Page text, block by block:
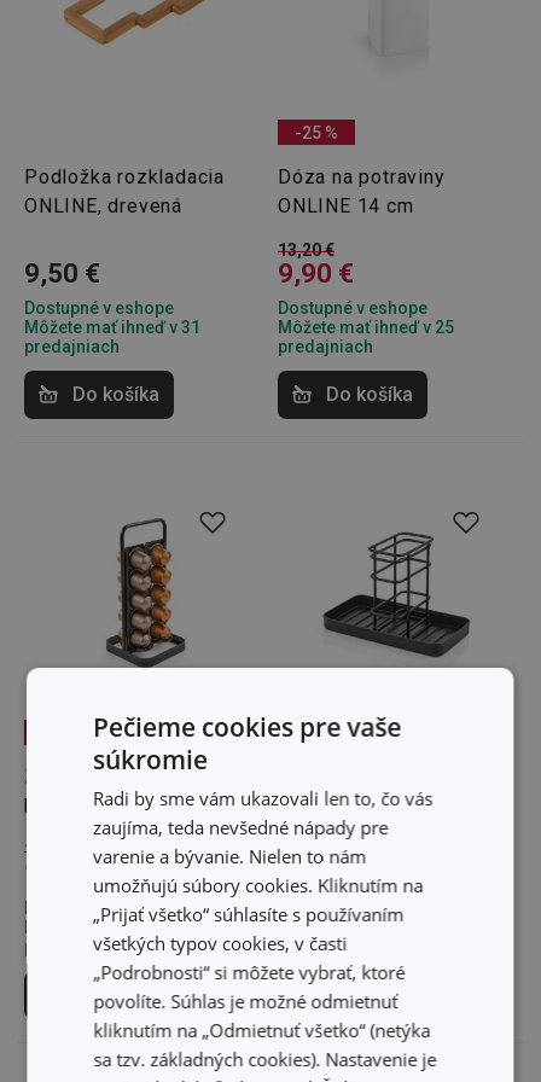
Podložka rozkladacia
ONLINE, drevená
9,50 €
Dostupné v eshope
Môžete mať ihneď v 31
predajniach
Do košíka
-25 %
Dóza na potraviny
ONLINE 14 cm
13,20 €
9,90 €
Dostupné v eshope
Môžete mať ihneď v 25
predajniach
Do košíka
Zásobník na Nespresso
kapsule ONLINE
12,80 €
10,20 €
Dostupné v eshope
Môžete mať ihneď v 25
predajniach
Do košíka
pomôcky ONLINE
10,30 €
Dostupné v eshope
Môžete mať ihneď v 30
predajniach
Do košíka
Pečieme cookies pre vaše
súkromie
Radi by sme vám ukazovali len to, čo vás
zaujíma, teda nevšedné nápady pre
varenie a bývanie. Nielen to nám
umožňujú súbory cookies. Kliknutím na
„Prijať všetko“ súhlasíte s používaním
všetkých typov cookies, v časti
„Podrobnosti“ si môžete vybrať, ktoré
povolíte. Súhlas je možné odmietnuť
kliknutím na „Odmietnuť všetko“ (netýka
sa tzv. základných cookies). Nastavenie je